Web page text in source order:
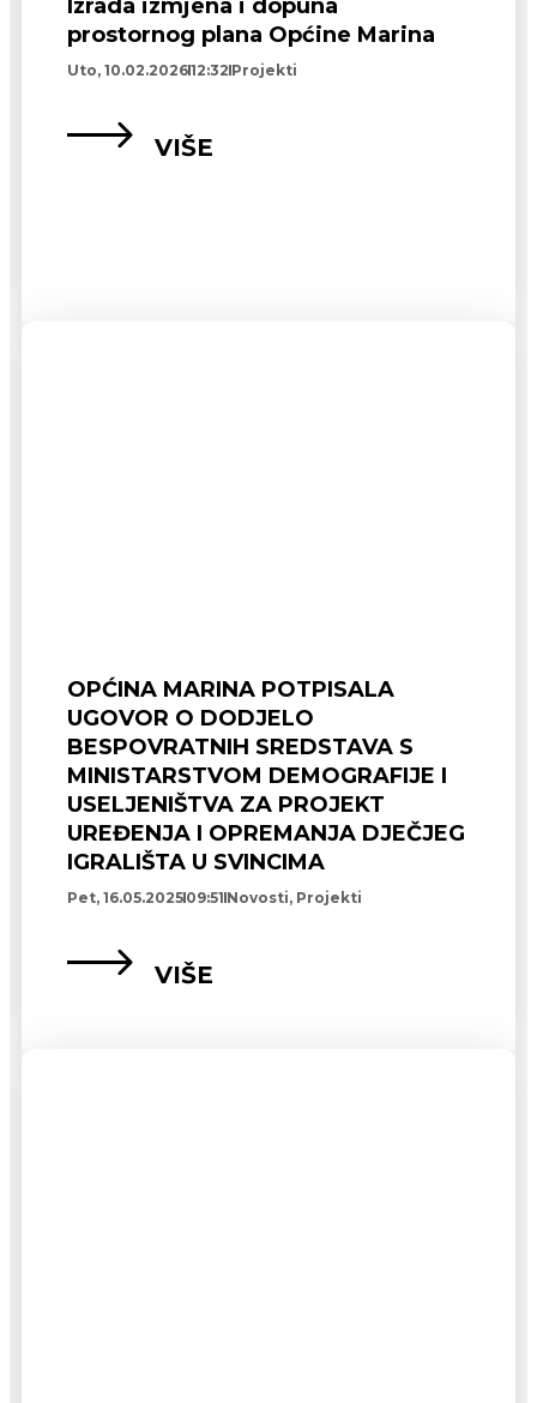
Izrada izmjena i dopuna
prostornog plana Općine Marina
Uto, 10.02.202612:32 Projekti
VIŠE
OPĆINA MARINA POTPISALA
UGOVOR O DODJELO
BESPOVRATNIH SREDSTAVA S
MINISTARSTVOM DEMOGRAFIJE I
USELJENIŠTVA ZA PROJEKT
UREĐENJA I OPREMANJA DJEČJEG
IGRALIŠTA U SVINCIMA
Pet, 16.05.2025 09:51 Novosti, Projekti
VIŠE